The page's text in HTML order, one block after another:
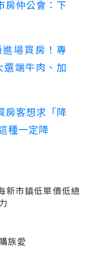
房仲公會：下
場買房！專
端牛肉、加
房客想求「降
種一定降
新市鎮低單價低總
族愛